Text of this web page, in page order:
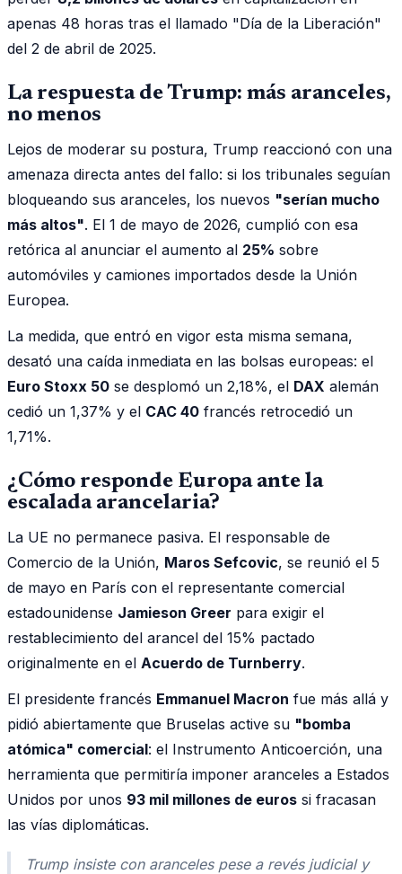
apenas 48 horas tras el llamado "Día de la Liberación"
del 2 de abril de 2025.
La respuesta de Trump: más aranceles,
no menos
Lejos de moderar su postura, Trump reaccionó con una
amenaza directa antes del fallo: si los tribunales seguían
bloqueando sus aranceles, los nuevos "serían mucho
más altos". El 1 de mayo de 2026, cumplió con esa
retórica al anunciar el aumento al 25% sobre
automóviles y camiones importados desde la Unión
Europea.
La medida, que entró en vigor esta misma semana,
desató una caída inmediata en las bolsas europeas: el
Euro Stoxx 50 se desplomó un 2,18%, el DAX alemán
cedió un 1,37% y el CAC 40 francés retrocedió un
1,71%.
¿Cómo responde Europa ante la
escalada arancelaria?
La UE no permanece pasiva. El responsable de
Comercio de la Unión, Maros Sefcovic, se reunió el 5
de mayo en París con el representante comercial
estadounidense Jamieson Greer para exigir el
restablecimiento del arancel del 15% pactado
originalmente en el Acuerdo de Turnberry.
El presidente francés Emmanuel Macron fue más allá y
pidió abiertamente que Bruselas active su "bomba
atómica" comercial: el Instrumento Anticoerción, una
herramienta que permitiría imponer aranceles a Estados
Unidos por unos 93 mil millones de euros si fracasan
las vías diplomáticas.
Trump insiste con aranceles pese a revés judicial y